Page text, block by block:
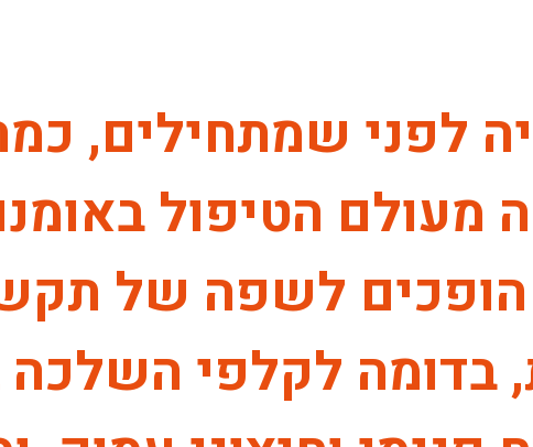
לפני שמתחילים,
מעולם הטיפול
הופכים לשפה של
בדומה לקלפי השלכה